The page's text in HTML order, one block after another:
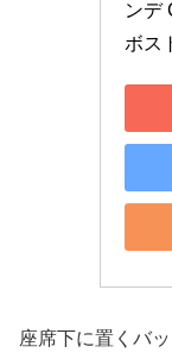
ンデ
ボス
座席下に置くバ